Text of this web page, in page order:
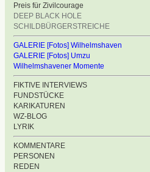
Preis für Zivilcourage
DEEP BLACK HOLE
SCHILDBÜRGERSTREICHE
GALERIE [Fotos] Wilhelmshaven
GALERIE [Fotos] Umzu
Wilhelmshavener Momente
FIKTIVE INTERVIEWS
FUNDSTÜCKE
KARIKATUREN
WZ-BLOG
LYRIK
KOMMENTARE
PERSONEN
REDEN